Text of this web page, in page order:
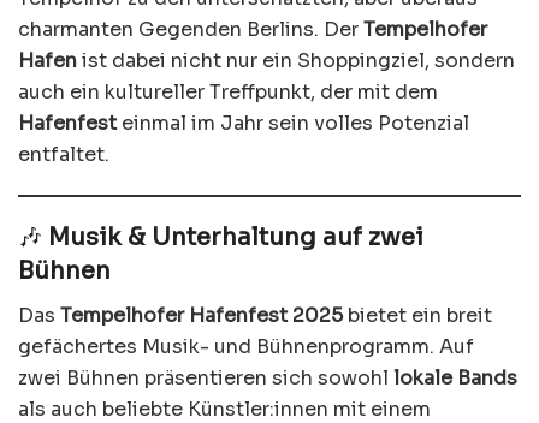
charmanten Gegenden Berlins. DerTempelhofer
Hafenist dabei nicht nur ein Shoppingziel, sondern
auch ein kultureller Treffpunkt, der mit dem
Hafenfesteinmal im Jahr sein volles Potenzial
entfaltet.
🎶 Musik & Unterhaltung auf zwei
Bühnen
Das Tempelhofer Hafenfest 2025bietet ein breit
gefächertes Musik- und Bühnenprogramm. Auf
zwei Bühnen präsentieren sich sowohl lokale Bands
als auch beliebte Künstler:innen mit einem